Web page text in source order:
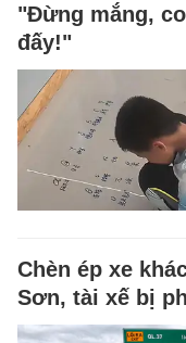
"Đừng mắng,
đấy!"
Chèn ép xe
Sơn, tài xế bị